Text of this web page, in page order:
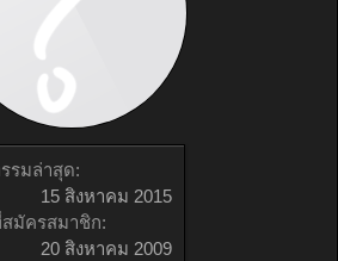
รมล่าสุด:
15 สิงหาคม 2015
มัครสมาชิก:
20 สิงหาคม 2009